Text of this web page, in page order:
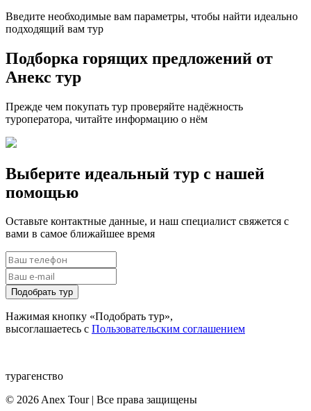
Введите необходимые вам параметры, чтобы найти идеально
подходящий вам тур
Подборка горящих предложений от
Анекс тур
Прежде чем покупать тур проверяйте надёжность
туроператора, читайте информацию о нём
Выберите идеальный тур с нашей
помощью
Оставьте контактные данные, и наш специалист свяжется с
вами в самое ближайшее время
Подобрать тур
Нажимая кнопку «Подобрать тур»,
высоглашаетесь с Пользовательским соглашением
турагенство
© 2026 Anex Tour | Все права защищены